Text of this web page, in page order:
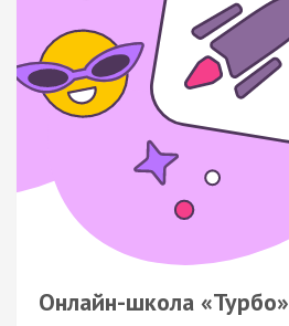
Онлайн-школа «Турбо»